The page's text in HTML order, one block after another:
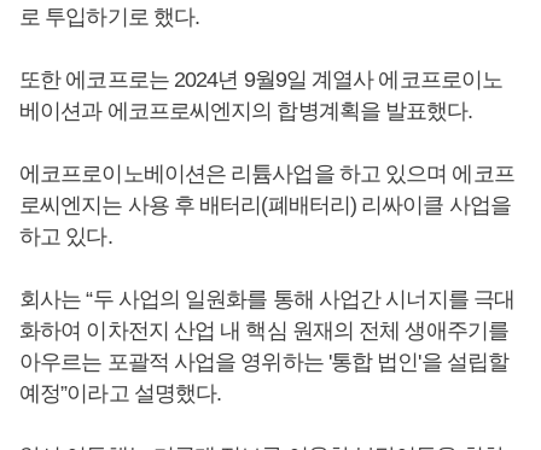
로 투입하기로 했다.
또한 에코프로는 2024년 9월9일 계열사 에코프로이노
베이션과 에코프로씨엔지의 합병계획을 발표했다.
에코프로이노베이션은 리튬사업을 하고 있으며 에코프
로씨엔지는 사용 후 배터리(폐배터리) 리싸이클 사업을
하고 있다.
회사는 “두 사업의 일원화를 통해 사업간 시너지를 극대
화하여 이차전지 산업 내 핵심 원재의 전체 생애주기를
아우르는 포괄적 사업을 영위하는 '통합 법인'을 설립할
예정”이라고 설명했다.